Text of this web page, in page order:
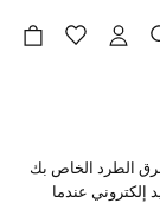
الطرد الخاص بك
إلكتروني عندما